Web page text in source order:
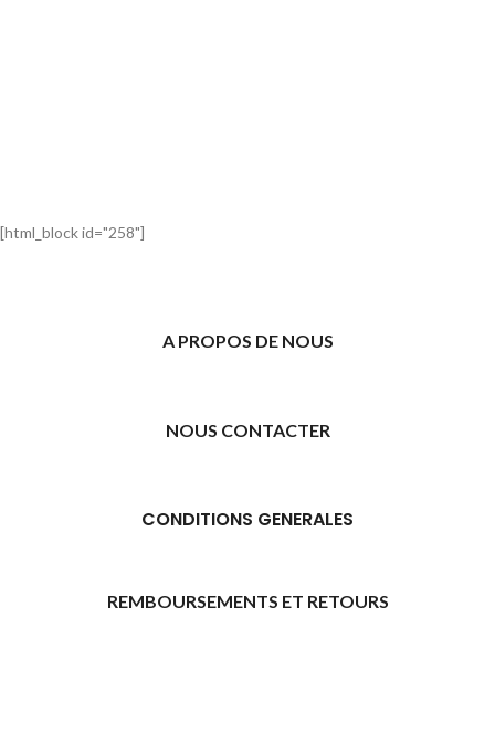
[html_block id="258"]
A PROPOS DE NOUS
NOUS CONTACTER
CONDITIONS GENERALES
REMBOURSEMENTS ET RETOURS